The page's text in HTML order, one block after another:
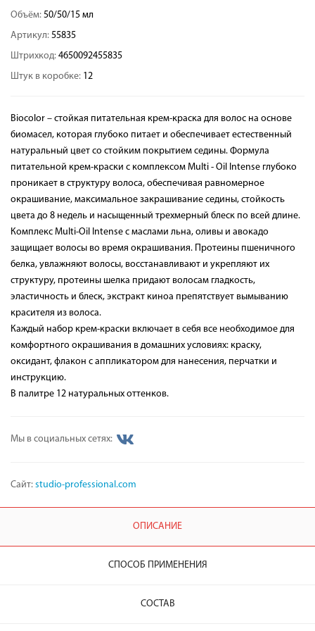
Объём: 50/50/15 мл
Артикул: 55835
Штрихкод: 4650092455835
Штук в коробке: 12
Biocolor – стойкая питательная крем-краска для волос на основе
биомасел, которая глубоко питает и обеспечивает естественный
натуральный цвет со стойким покрытием седины. Формула
питательной крем-краски с комплексом Multi - Oil Intense глубоко
проникает в структуру волоса, обеспечивая равномерное
окрашивание, максимальное закрашивание седины, стойкость
цвета до 8 недель и насыщенный трехмерный блеск по всей длине.
Комплекс Multi-Oil Intense с маслами льна, оливы и авокадо
защищает волосы во время окрашивания. Протеины пшеничного
белка, увлажняют волосы, восстанавливают и укрепляют их
структуру, протеины шелка придают волосам гладкость,
эластичность и блеск, экстракт киноа препятствует вымыванию
красителя из волоса.
Каждый набор крем-краски включает в себя все необходимое для
комфортного окрашивания в домашних условиях: краску,
оксидант, флакон с аппликатором для нанесения, перчатки и
инструкцию.
В палитре 12 натуральных оттенков.
Мы в социальных сетях:
Сайт: studio-professional.com
ОПИСАНИЕ
СПОСОБ ПРИМЕНЕНИЯ
СОСТАВ